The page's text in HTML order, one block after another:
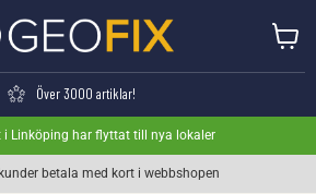
Över 3000 artiklar!
i Linköping har flyttat till nya lokaler
betala med kort i webbshopen